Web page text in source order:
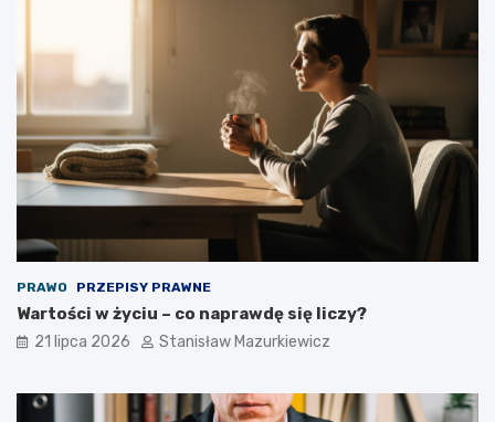
PRAWO PRZEPISY PRAWNE
Wartości w życiu – co naprawdę się liczy?
21 lipca 2026 Stanisław Mazurkiewicz